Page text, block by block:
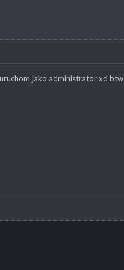
jako administrator xd btw